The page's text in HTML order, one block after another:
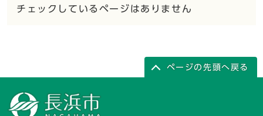
チェックしているページはありません
ページの先頭へ戻る